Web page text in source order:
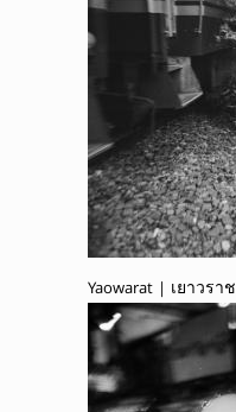
Yaowarat | เยาวราช